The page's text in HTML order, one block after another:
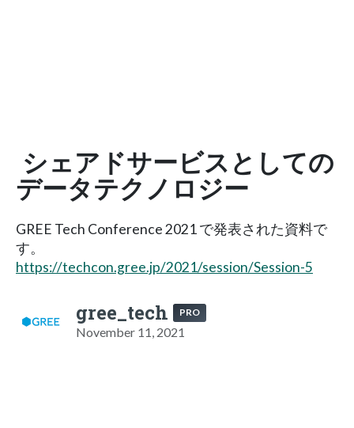
シェアドサービスとしての
データテクノロジー
GREE Tech Conference 2021 で発表された資料で
す。
https://techcon.gree.jp/2021/session/Session-5
gree_tech PRO
November 11, 2021